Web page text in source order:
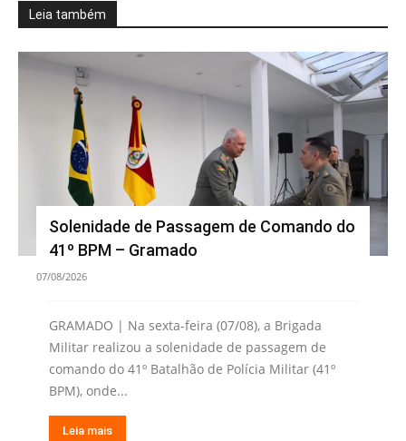
Leia também
Solenidade de Passagem de Comando do
41º BPM – Gramado
07/08/2026
GRAMADO | Na sexta-feira (07/08), a Brigada
Militar realizou a solenidade de passagem de
comando do 41º Batalhão de Polícia Militar (41º
BPM), onde...
Leia mais